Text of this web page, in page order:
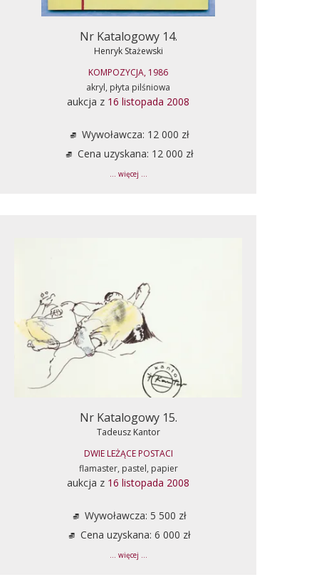
Nr Katalogowy 14.
Henryk Stażewski
KOMPOZYCJA, 1986
akryl, płyta pilśniowa
aukcja z 16 listopada 2008
Wywoławcza: 12 000 zł
Cena uzyskana: 12 000 zł
... więcej ...
Nr Katalogowy 15.
Tadeusz Kantor
DWIE LEŻĄCE POSTACI
flamaster, pastel, papier
aukcja z 16 listopada 2008
Wywoławcza: 5 500 zł
Cena uzyskana: 6 000 zł
... więcej ...